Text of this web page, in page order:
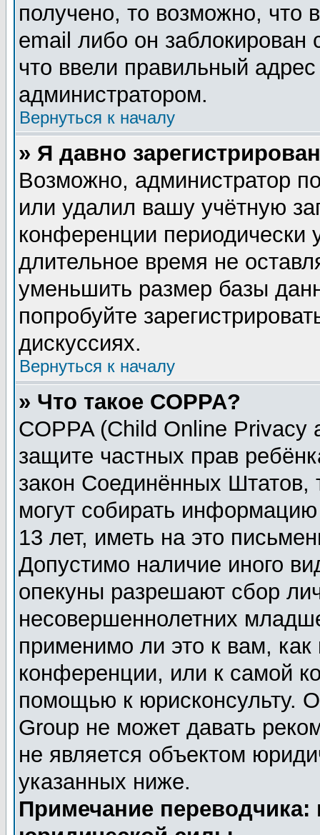
получено, то возможно, что
email либо он
что ввели правильный
администратором.
Вернуться к началу
» Я давно
Возможно, администратор
или удалил вашу учётную
конференции периодически
длительное время не
уменьшить размер базы
попробуйте
дискуссиях.
Вернуться к началу
» Что такое COPPA?
COPPA (Child Online Privacy
защите частных прав
закон Соединённых Штатов,
могут собирать
13 лет, иметь на это
Допустимо наличие иного
опекуны разрешают сбор
несовершеннолетних
применимо ли это к вам,
конференции, или к самой
помощью к юрисконсульту.
Group не может давать
не является объектом
указанных ниже.
Примечание